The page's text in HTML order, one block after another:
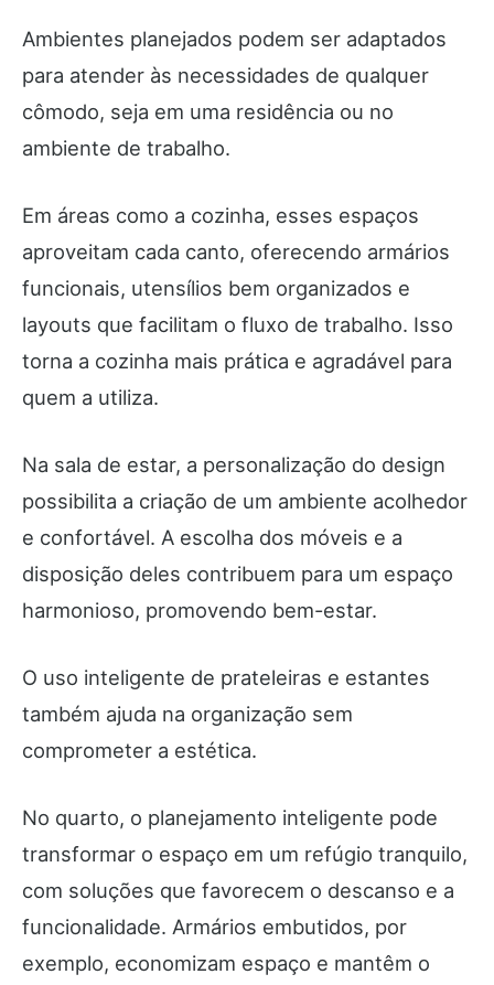
Ambientes planejados podem ser adaptados
para atender às necessidades de qualquer
cômodo, seja em uma residência ou no
ambiente de trabalho.
Em áreas como a cozinha, esses espaços
aproveitam cada canto, oferecendo armários
funcionais, utensílios bem organizados e
layouts que facilitam o fluxo de trabalho. Isso
torna a cozinha mais prática e agradável para
quem a utiliza.
Na sala de estar, a personalização do design
possibilita a criação de um ambiente acolhedor
e confortável. A escolha dos móveis e a
disposição deles contribuem para um espaço
harmonioso, promovendo bem-estar.
O uso inteligente de prateleiras e estantes
também ajuda na organização sem
comprometer a estética.
No quarto, o planejamento inteligente pode
transformar o espaço em um refúgio tranquilo,
com soluções que favorecem o descanso e a
funcionalidade. Armários embutidos, por
exemplo, economizam espaço e mantêm o